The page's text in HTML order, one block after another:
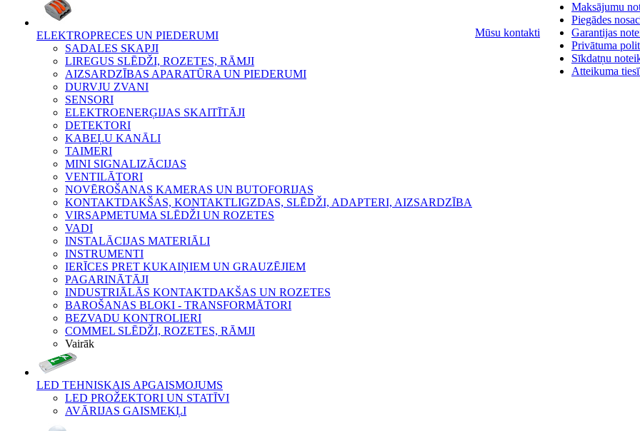
ELEKTROPRECES UN PIEDERUMI
SADALES SKAPJI
LIREGUS SLĒDŽI, ROZETES, RĀMJI
AIZSARDZĪBAS APARATŪRA UN PIEDERUMI
DURVJU ZVANI
SENSORI
ELEKTROENERĢIJAS SKAITĪTĀJI
DETEKTORI
KABEĻU KANĀLI
TAIMERI
MINI SIGNALIZĀCIJAS
VENTILĀTORI
NOVĒROŠANAS KAMERAS UN BUTOFORIJAS
KONTAKTDAKŠAS, KONTAKTLIGZDAS, SLĒDŽI, ADAPTERI, AIZSARDZĪBA
VIRSAPMETUMA SLĒDŽI UN ROZETES
VADI
INSTALĀCIJAS MATERIĀLI
INSTRUMENTI
IERĪCES PRET KUKAIŅIEM UN GRAUZĒJIEM
PAGARINĀTĀJI
INDUSTRIĀLĀS KONTAKTDAKŠAS UN ROZETES
BAROŠANAS BLOKI - TRANSFORMĀTORI
BEZVADU KONTROLIERI
COMMEL SLĒDŽI, ROZETES, RĀMJI
Vairāk
LED TEHNISKAIS APGAISMOJUMS
LED PROŽEKTORI UN STATĪVI
AVĀRIJAS GAISMEKĻI
Mūsu kontakti
Maksājumu
Piegādes
Garantijas
Privātuma
Sīkdatņu
Atteikuma